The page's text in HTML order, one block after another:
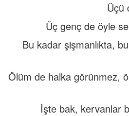
Üçü
Üç genç de öyle
Bu kadar şişmanlıkta,
Ölüm de halka görünmez,
İşte bak, kervanlar